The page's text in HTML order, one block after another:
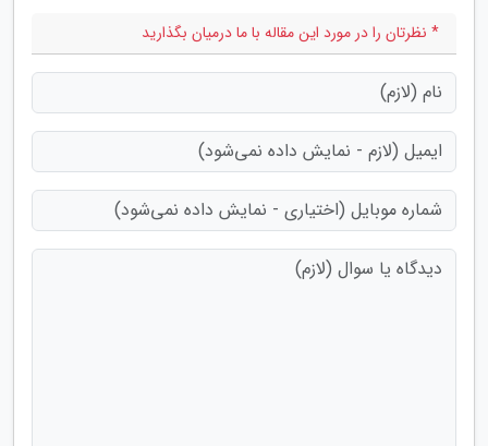
* نظرتان را در مورد این مقاله با ما درمیان بگذارید